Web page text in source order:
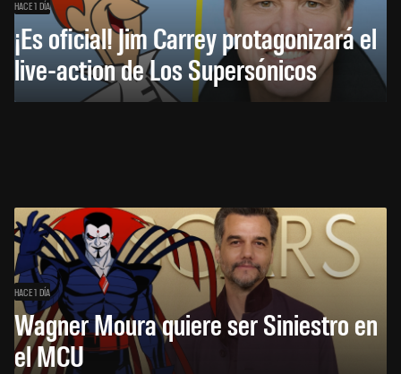
HACE 1 DÍA
¡Es oficial! Jim Carrey protagonizará el
live-action de Los Supersónicos
HACE 1 DÍA
Wagner Moura quiere ser Siniestro en
el MCU